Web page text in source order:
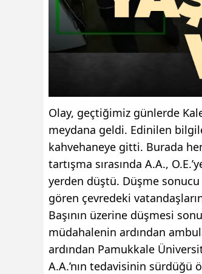
Olay, geçtiğimiz günlerde
meydana geldi. Edinilen
kahvehaneye gitti. Burada
tartışma sırasında A.A.,
yerden düştü. Düşme sonucu
gören çevredeki
Başının üzerine düşmesi
müdahalenin ardından
ardından Pamukkale
A.A.’nın tedavisinin sürdüğü